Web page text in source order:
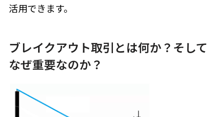
活用できます。
ブレイクアウト取引とは何か？そして
なぜ重要なのか？